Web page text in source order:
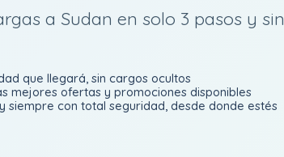
a Sudan en solo 3 pasos y sin
que llegará, sin cargos ocultos
mejores ofertas y promociones disponibles
siempre con total seguridad, desde donde estés